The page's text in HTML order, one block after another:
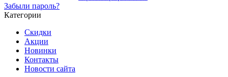
Забыли пароль?
Категории
Скидки
Акции
Новинки
Контакты
Новости сайта